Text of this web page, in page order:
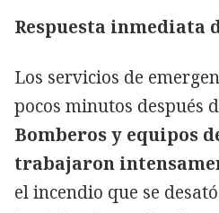
Respuesta inmediata
Los servicios de
pocos minutos después
Bomberos y equipos
trabajaron
el incendio que se